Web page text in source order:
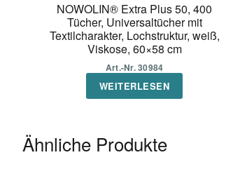
NOWOLIN® Extra Plus 50, 400
Tücher, Universaltücher mit
Textilcharakter, Lochstruktur, weiß,
Viskose, 60×58 cm
Art.-Nr. 30984
WEITERLESEN
Ähnliche Produkte